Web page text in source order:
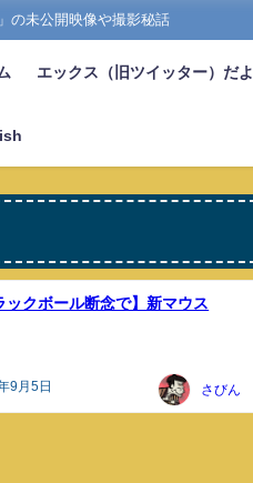
の未公開映像や撮影秘話
エックス（旧ツイッター）だよ
ックボール断念で】新マウス
9月5日 さびん